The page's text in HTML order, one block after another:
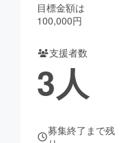
CAMPFIRE Creation
コミュニティ
目標金額は
100,000円
支援者数
3人
募集終了まで残